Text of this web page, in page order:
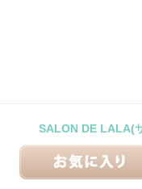
SALON DE LALA(